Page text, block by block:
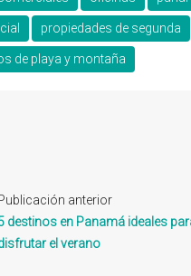
propiedades de segunda
de playa y montaña
anterior
destinos en Panamá ideales
el verano